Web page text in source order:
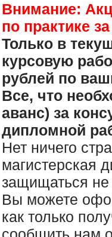
Внимание:
по практике
Только в
курсовую
рублей по
Все, что
аванс) за
дипломной
Нет ничего
магистерская
защищаться не
Вы можете
как только